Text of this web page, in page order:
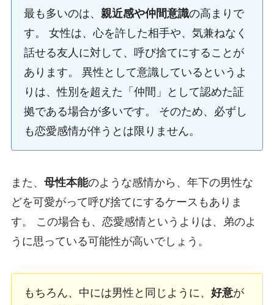
最も多いのは、 親近感や仲間意識の高まりで
す。 女性は、心を許した相手や、気兼ねなく
話せる友人に対して、呼び捨てにすることが
あります。 異性として意識しているというよ
りは、性別を超えた「仲間」として認めた証
拠である場合が多いです。 そのため、必ずし
も恋愛感情が伴うとは限りません。
また、 母性本能のような感情から、年下の男性な
どを可愛がって呼び捨てにするケースもありま
す。 この場合も、恋愛感情というよりは、弟のよ
うに思っている可能性が高いでしょう。
もちろん、中には男性と同じように、 好意が